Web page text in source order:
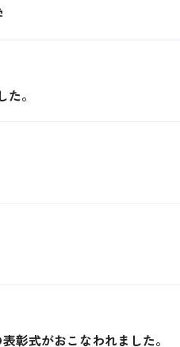
。
彰式がおこなわれました。